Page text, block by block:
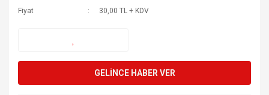
Fiyat
30,00 TL + KDV
GELİNCE HABER VER